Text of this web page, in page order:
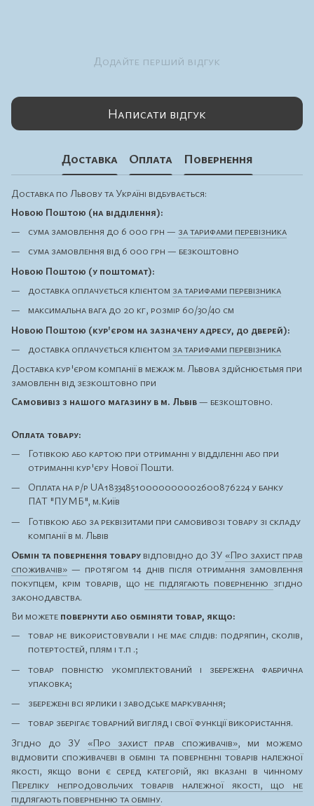
Додайте перший відгук
Написати відгук
Доставка Оплата Повернення
Доставка по Львову та Україні відбувається:
Новою Поштою (на відділення):
сума замовлення до 6 000 грн — за тарифами перевізника
сума замовлення від 6 000 грн — безкоштовно
Новою Поштою (у поштомат):
доставка оплачується клієнтом за тарифами перевізника
максимальна вага до 20 кг, розмір 60/30/40 см
Новою Поштою (кур'єром на зазначену адресу, до дверей):
доставка оплачується клієнтом за тарифами перевізника
Доставка кур'єром компанії в межаж м. Львова здійснюєтьмя при
замовленн від зезкоштовно при
Самовивіз з нашого магазину в м. Львів— безкоштовно.
Оплата товару:
Готівкою або картою при отриманні у відділенні або при
отриманні кур'єру Нової Пошти.
Оплата на р/р UA183348510000000002600876224 у банку
ПАТ "ПУМБ", м.Київ
Готівкою або за реквізитами при самовивозі товару зі складу
компанії в м. Львів
Обмін та повернення товару відповідно до ЗУ «Про захист прав
споживачів» — протягом 14 днів після отримання замовлення
покупцем, крім товарів, що не підлягають поверненню згідно
законодавства.
Ви можете повернути або обміняти товар, якщо:
товар не використовували і не має слідів: подряпин, сколів,
потертостей, плям і т.п .;
товар повністю укомплектований і збережена фабрична
упаковка;
збережені всі ярлики і заводське маркування;
товар зберігає товарний вигляд і свої функції використання.
Згідно до ЗУ «Про захист прав споживачів», ми можемо
відмовити споживачеві в обміні та поверненні товарів належної
якості, якщо вони є серед категорій, які вказані в чинному
Переліку непродовольчих товарів належної якості, що не
підлягають поверненню та обміну.